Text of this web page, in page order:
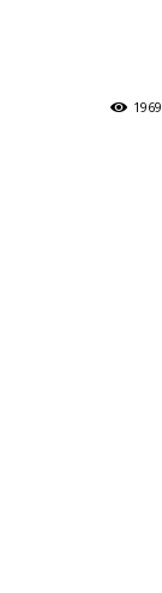
1969